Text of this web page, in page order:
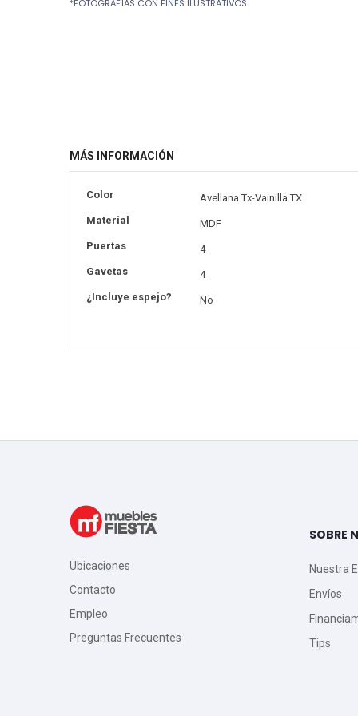
to
*FOTOGRAFÍAS CON FINES ILUSTRATIVOS
MÁS INFORMACIÓN
Más
Color
Avellana Tx-Vainilla TX
Material
MDF
Puertas
4
Gavetas
4
¿Incluye espejo?
No
Ubicaciones
Contacto
Empleo
Preguntas Frecuentes
SOBRE
Nuestra
Envíos
Tips